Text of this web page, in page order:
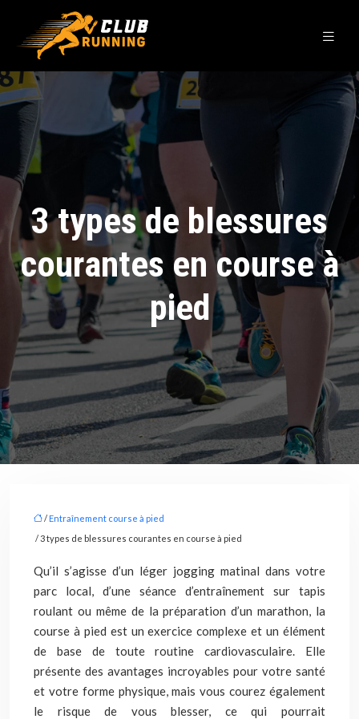
3 types de blessures
courantes en course à
pied
/ Entraînement course à pied
/ 3 types de blessures courantes en course à pied
Qu’il s’agisse d’un léger jogging matinal dans votre
parc local, d’une séance d’entraînement sur tapis
roulant ou même de la préparation d’un marathon, la
course à pied est un exercice complexe et un élément
de base de toute routine cardiovasculaire. Elle
présente des avantages incroyables pour votre santé
et votre forme physique, mais vous courez également
le risque de vous blesser, ce qui pourrait